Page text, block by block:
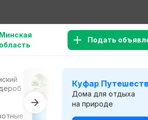
Минская
область
Подать
Все для дома
Куфар
Дома для отдыха
на природе